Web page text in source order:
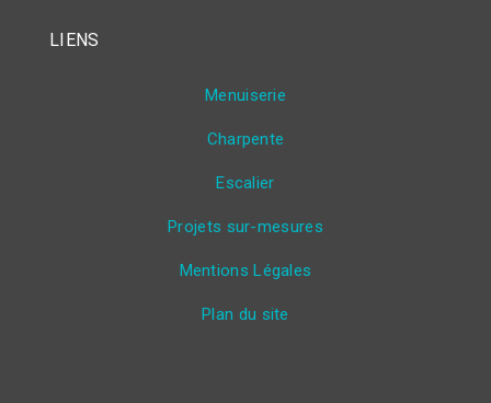
LIENS
Menuiserie
Charpente
Escalier
Projets sur-mesures
Mentions Légales
Plan du site